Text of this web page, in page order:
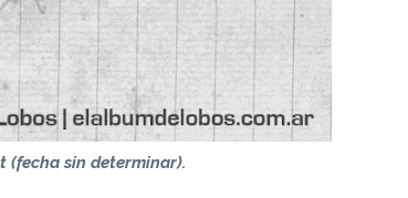
(fecha sin determinar).